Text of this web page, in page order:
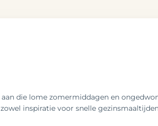
die lome zomermiddagen en
inspiratie voor snelle